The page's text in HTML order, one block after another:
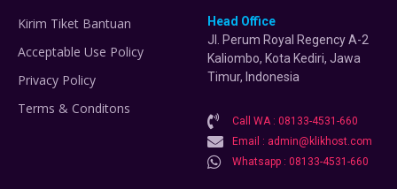
Kirim Tiket Bantuan
Acceptable Use Policy
Privacy Policy
Terms & Conditons
Head Office
Jl. Perum Royal Regency A-2
Kaliombo, Kota Kediri, Jawa
Timur, Indonesia
Call WA : 08133-4531-660
Email : admin@klikhost.com
Whatsapp : 08133-4531-660